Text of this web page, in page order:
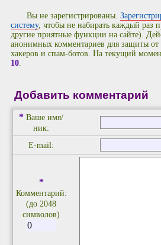
Вы не зарегистрированы.
систему, чтобы не набирать каждый раз
другие приятные функции на сайте).
анонимных комментариев для защиты
хакеров и спам-ботов. На текущий
10.
Добавить комментарий
* Ваше имя/
ник:
E-mail:
*
Комментарий:
(до 2048
символов)